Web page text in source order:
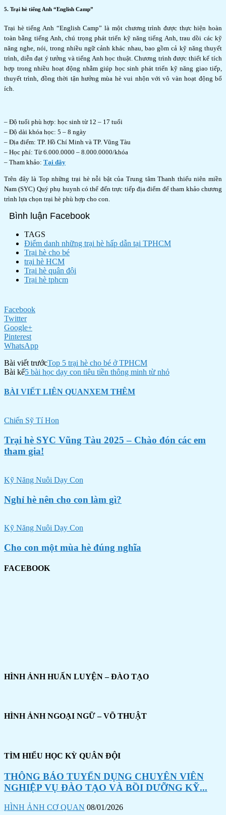
5. Trại hè tiếng Anh “English Camp”
Trại hè tiếng Anh “English Camp” là một chương trình được thực hiện hoàn
toàn bằng tiếng Anh, chú trọng phát triển kỹ năng tiếng Anh, trau dồi các kỹ
năng nghe, nói, trong nhiều ngữ cảnh khác nhau, bao gồm cả kỹ năng thuyết
trình, diễn đạt ý tưởng và tiếng Anh học thuật. Chương trình được thiết kế tích
hợp trong nhiều hoạt động nhằm giúp học sinh phát triển kỹ năng giao tiếp,
thuyết trình, đồng thời tận hưởng mùa hè vui nhộn với vô vàn hoạt động bổ
ích.
– Độ tuổi phù hợp: học sinh từ 12 – 17 tuổi
– Độ dài khóa học: 5 – 8 ngày
– Địa điểm: TP. Hồ Chí Minh và TP. Vũng Tàu
– Học phí: Từ 6.000.0000 – 8.000.0000/khóa
– Tham khảo: Tại đây
Trên đây là Top những trại hè nỗi bật của Trung tâm Thanh thiếu niên miền
Nam (SYC) Quý phụ huynh có thể đến trực tiếp địa điểm để tham khảo chương
trình lựa chọn trại hè phù hợp cho con.
Bình luận Facebook
TAGS
Điểm danh những trại hè hấp dẫn tại TPHCM
Trại hè cho bé
trại hè HCM
Trại hè quân đội
Trại hè tphcm
Facebook
Twitter
Google+
Pinterest
WhatsApp
Bài viết trướcTop 5 trại hè cho bé ở TPHCM
Bài kế5 bài học dạy con tiêu tiền thông minh từ nhỏ
BÀI VIẾT LIÊN QUANXEM THÊM
Chiến Sỹ Tí Hon
Trại hè SYC Vũng Tàu 2025 – Chào đón các em
tham gia!
Kỹ Năng Nuôi Dạy Con
Nghỉ hè nên cho con làm gì?
Kỹ Năng Nuôi Dạy Con
Cho con một mùa hè đúng nghĩa
FACEBOOK
HÌNH ẢNH HUẤN LUYỆN – ĐÀO TẠO
HÌNH ẢNH NGOẠI NGỮ – VÕ THUẬT
TÌM HIỂU HỌC KỲ QUÂN ĐỘI
THÔNG BÁO TUYỂN DỤNG CHUYÊN VIÊN
NGHIỆP VỤ ĐÀO TẠO VÀ BỒI DƯỠNG KỸ...
HÌNH ẢNH CƠ QUAN 08/01/2026